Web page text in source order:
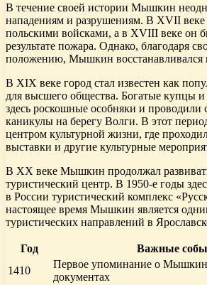
В течение своей истории Мышкин
нападениям и разрушениям. В XVII веке
польскими войсками, а в XVIII веке он
результате пожара. Однако, благодаря
положению, Мышкин восстанавливался
В XIX веке город стал известен как
для высшего общества. Богатые купцы и
здесь роскошные особняки и проводили
каникулы на берегу Волги. В этот
центром культурной жизни, где
выставки и другие культурные
В XX веке Мышкин продолжал
туристический центр. В 1950-е годы
в России туристический комплекс
настоящее время Мышкин является
туристических направлений в
Год
Важные
1410
Первое упоминание о
документах